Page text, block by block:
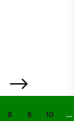
8 9 10 ...